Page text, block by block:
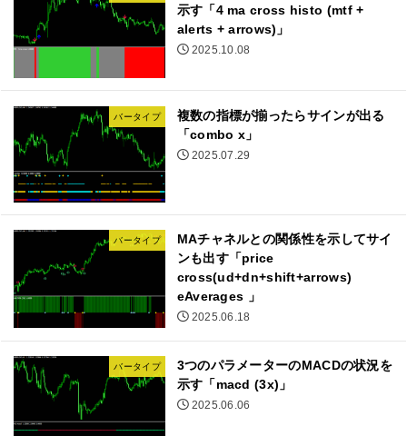
示す「4 ma cross histo (mtf +
alerts + arrows)」
2025.10.08
バータイプ
複数の指標が揃ったらサインが出る
「combo x」
2025.07.29
バータイプ
MAチャネルとの関係性を示してサイ
ンも出す「price
cross(ud+dn+shift+arrows)
eAverages 」
2025.06.18
バータイプ
3つのパラメーターのMACDの状況を
示す「macd (3x)」
2025.06.06